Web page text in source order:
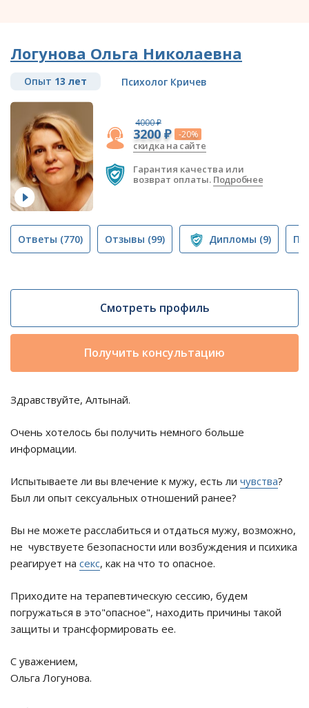
Логунова Ольга Николаевна
Опыт 13 лет Психолог Кричев
4000 ₽
3200 ₽ -20%
скидка на сайте
Гарантия качества или
возврат оплаты. Подробнее
Ответы (770) Отзывы (99) Дипломы (9)
Смотреть профиль
Получить консультацию
Здравствуйте, Алтынай.
Очень хотелось бы получить немного больше
информации.
Испытываете ли вы влечение к мужу, есть ли чувства?
Был ли опыт сексуальных отношений ранее?
Вы не можете расслабиться и отдаться мужу, возможно,
не чувствуете безопасности или возбуждения и психика
реагирует на секс, как на что то опасное.
Приходите на терапевтическую сессию, будем
погружаться в это"опасное", находить причины такой
защиты и трансформировать ее.
С уважением,
Ольга Логунова.